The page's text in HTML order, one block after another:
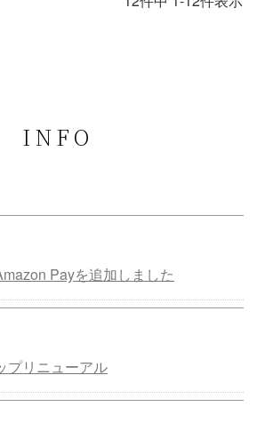
INFO
Payを追加しました
プリニューアル